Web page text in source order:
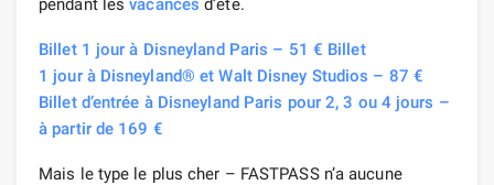
pendant lesvacances d’été.
Billet 1 jour à Disneyland Paris – 51 € Billet
1 jour à Disneyland® et Walt Disney Studios – 87 €
Billet d’entrée à Disneyland Paris pour 2, 3 ou 4 jours –
à partir de 169 €
Mais le type le plus cher – FASTPASS n’a aucune